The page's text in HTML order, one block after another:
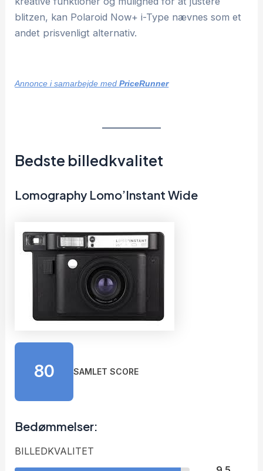
blitzen, kan Polaroid Now+ i-Type nævnes som et
andet prisvenligt alternativ.
Annonce i samarbejde medPriceRunner
Bedste billedkvalitet
Lomography Lomo’Instant Wide
80 SAMLET SCORE
Bedømmelser:
BILLEDKVALITET